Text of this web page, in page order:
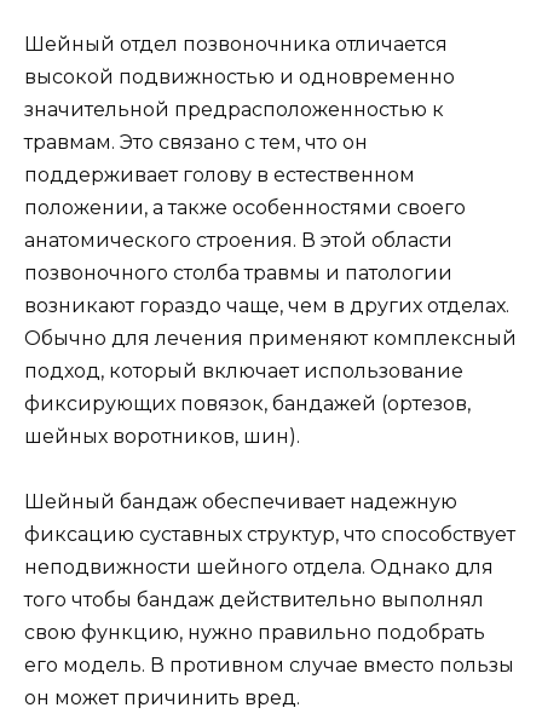
Шейный отдел позвоночника отличается
высокой подвижностью и одновременно
значительной предрасположенностью к
травмам. Это связано с тем, что он
поддерживает голову в естественном
положении, а также особенностями своего
анатомического строения. В этой области
позвоночного столба травмы и патологии
возникают гораздо чаще, чем в других отделах.
Обычно для лечения применяют комплексный
подход, который включает использование
фиксирующих повязок, бандажей (ортезов,
шейных воротников, шин).
Шейный бандаж обеспечивает надежную
фиксацию суставных структур, что способствует
неподвижности шейного отдела. Однако для
того чтобы бандаж действительно выполнял
свою функцию, нужно правильно подобрать
его модель. В противном случае вместо пользы
он может причинить вред.